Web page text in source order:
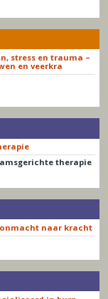
stress en trauma –
en veerkra
therapie
naar kracht